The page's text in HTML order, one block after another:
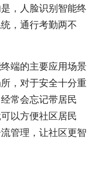
，人脸识别智能终
，通行考勤两不
端的主要应用场景
，对于安全十分重
常会忘记带居民
以方便社区居民
管理，让社区更智